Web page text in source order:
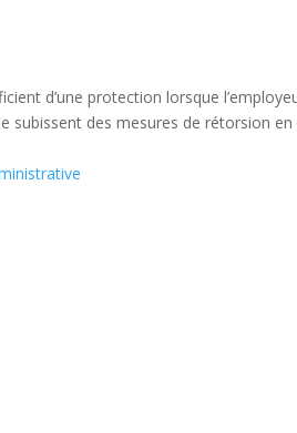
d’une protection lorsque
subissent des mesures de rétorsion en